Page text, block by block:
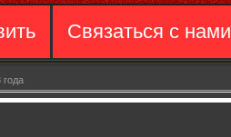
Связаться с нами